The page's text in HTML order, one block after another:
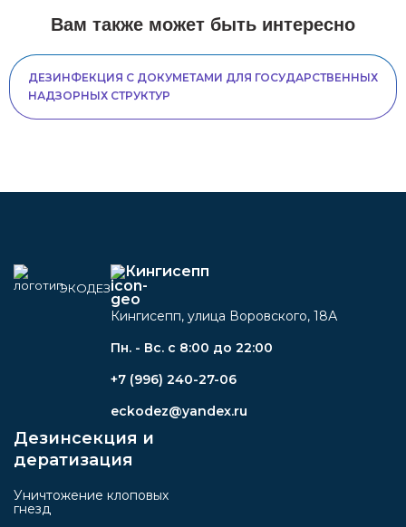
Вам также может быть интересно
ДЕЗИНФЕКЦИЯ С ДОКУМЕТАМИ ДЛЯ ГОСУДАРСТВЕННЫХ
НАДЗОРНЫХ СТРУКТУР
ЭКОДЕЗ
Кингисепп
Кингисепп, улица Воровского, 18А
Пн. - Вс. с 8:00 до 22:00
+7 (996) 240-27-06
eckodez@yandex.ru
Дезинсекция и
дератизация
Уничтожение клоповых
гнезд